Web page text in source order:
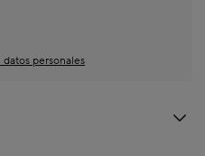
personales